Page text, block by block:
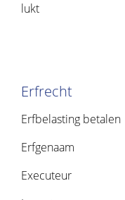
lukt
Erfrecht
Erfbelasting betalen
Erfgenaam
Executeur